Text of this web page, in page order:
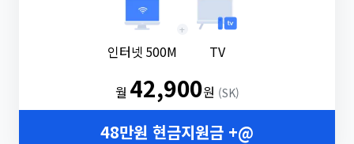
인터넷 500M
+
TV
월 42,900원 (SK)
48만원 현금지원금 +@